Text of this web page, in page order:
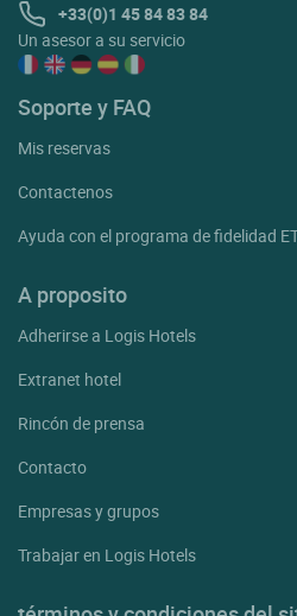
+33(0)1 45 84 83 84
Un asesor a su servicio
Soporte y FAQ
Mis reservas
Contactenos
Ayuda con el programa de fidelidad
A proposito
Adherirse a Logis Hotels
Extranet hotel
Rincón de prensa
Contacto
Empresas y grupos
Trabajar en Logis Hotels